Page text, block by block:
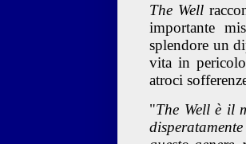
The Well
importante
splendore un
vita in
atroci
"The Well è il